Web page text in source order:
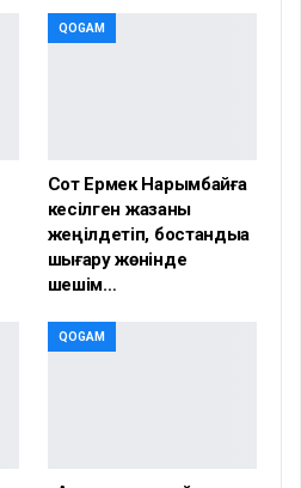
QOGAM
Сот Ермек Нарымбайға
кесілген жазаны
жеңілдетіп, бостандыққа
шығару жөнінде
шешім…
QOGAM